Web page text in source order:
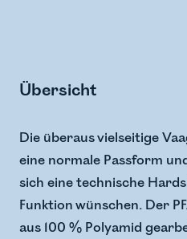
Übersicht
Die überaus vielseitige
eine normale Passform
sich eine technische
Funktion wünschen. Der
aus 100 % Polyamid